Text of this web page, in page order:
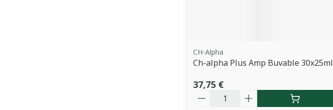
CH-Alpha
Ch-alpha Plus Amp Buvable 30x25ml
37,75 €
Quantité